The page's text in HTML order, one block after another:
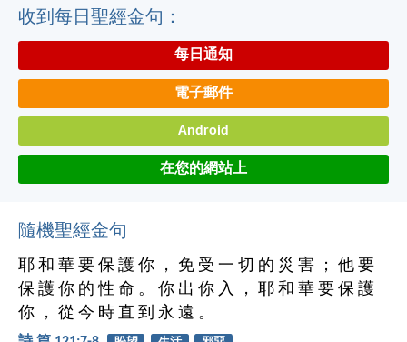
收到每日聖經金句：
每日通知
電子郵件
Android
在您的網站上
隨機聖經金句
耶 和 華 要 保 護 你 ， 免 受 一 切 的 災 害 ； 他 要
保 護 你 的 性 命 。 你 出 你 入 ， 耶 和 華 要 保 護
你 ， 從 今 時 直 到 永 遠 。